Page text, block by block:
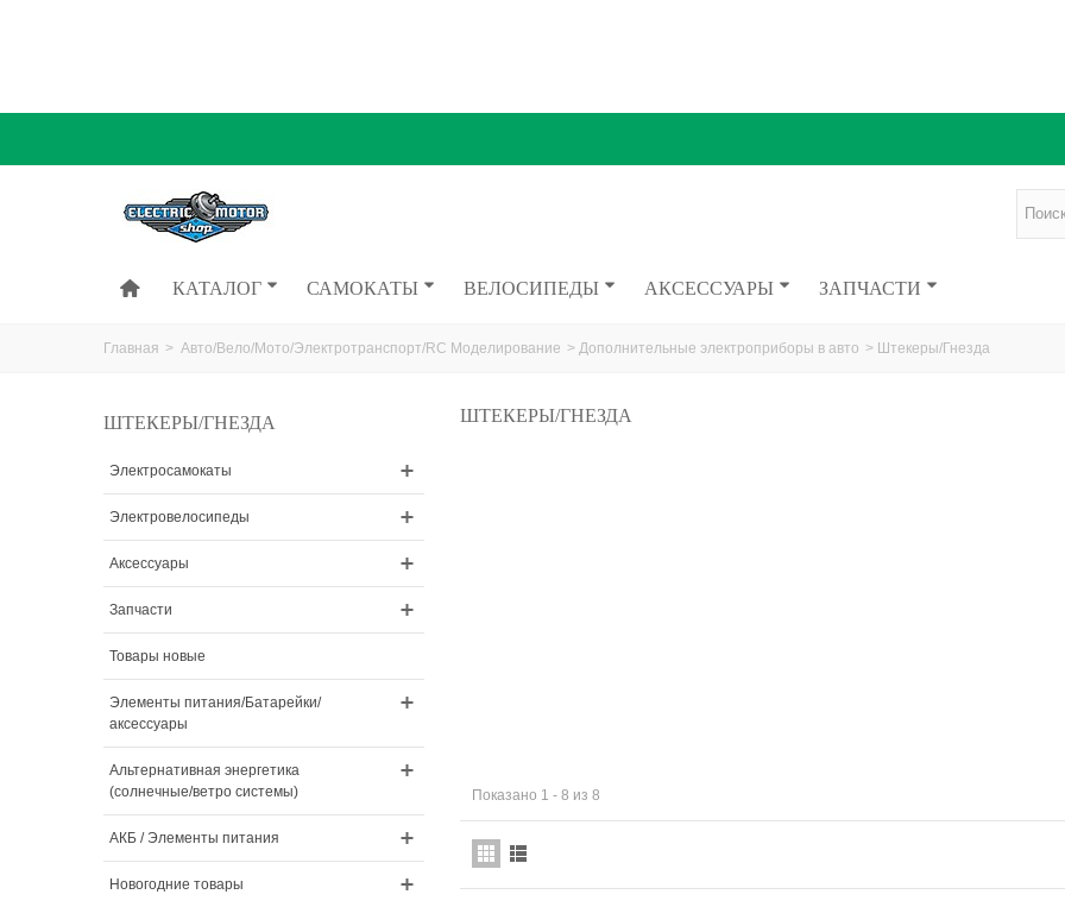
КАТАЛОГ САМОКАТЫ ВЕЛОСИПЕДЫ АКСЕССУАРЫ ЗАПЧАСТИ
Главная > Авто/Вело/Мото/Электротранспорт/RC Моделирование > Дополнительные электроприборы в авто > Штекеры/Гнезда
ШТЕКЕРЫ/ГНЕЗДА
Электросамокаты
Электровелосипеды
Аксессуары
Запчасти
Товары новые
Элементы питания/Батарейки/
аксессуары
Альтернативная энергетика
(солнечные/ветро системы)
АКБ / Элементы питания
Новогодние товары
ШТЕКЕРЫ/ГНЕЗДА
Показано 1 - 8 из 8